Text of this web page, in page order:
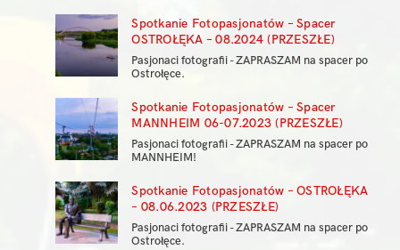
Spotkanie Fotopasjonatów – Spacer
OSTROŁĘKA – 08.2024 (PRZESZŁE)
Pasjonaci fotografii - ZAPRASZAM na spacer po
Ostrołęce.
Spotkanie Fotopasjonatów – Spacer
MANNHEIM 06-07.2023 (PRZESZŁE)
Pasjonaci fotografii - ZAPRASZAM na spacer po
MANNHEIM!
Spotkanie Fotopasjonatów – OSTROŁĘKA
– 08.06.2023 (PRZESZŁE)
Pasjonaci fotografii - ZAPRASZAM na spacer po
Ostrołęce.